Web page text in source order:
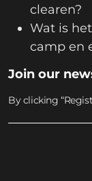
clearen?
Wat is
camp en
Join our
By clicking